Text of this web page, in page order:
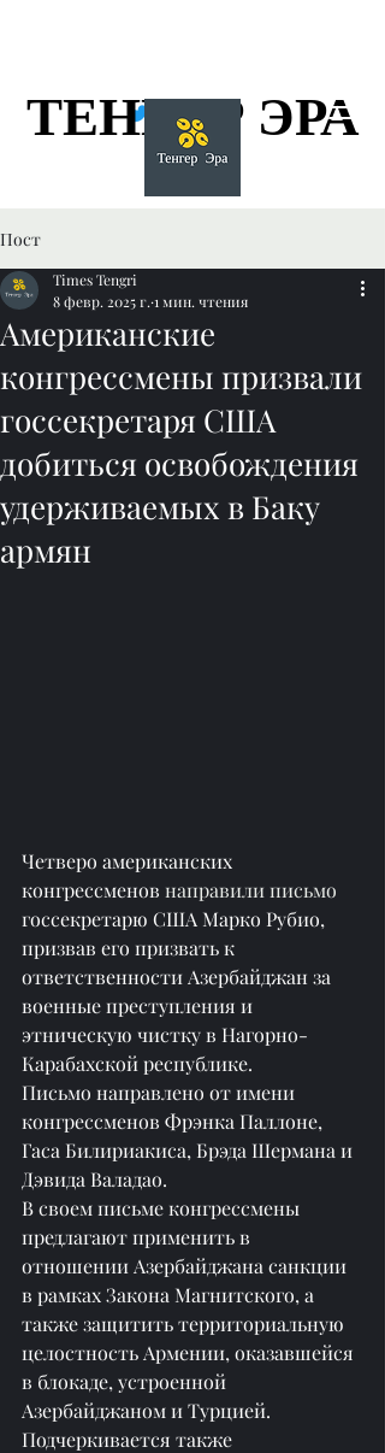
ТЕНГЕР ЭРА
ТЕНГЕР ЭРА
Пост
Американские
конгрессмены призвали
госсекретаря США
добиться освобождения
удерживаемых в Баку
армян
Times Tengri
8 февр. 2025 г. 1 мин. чтения
Четверо американских
конгрессменов направили письмо
госсекретарю США Марко Рубио,
призвав его призвать к
ответственности Азербайджан за
военные преступления и
этническую чистку в Нагорно-
Карабахской республике.
Письмо направлено от имени
конгрессменов Фрэнка Паллоне,
Гаса Билириакиса, Брэда Шермана и
Дэвида Валадао.
В своем письме конгрессмены
предлагают применить в
отношении Азербайджана санкции
в рамках Закона Магнитского, а
также защитить территориальную
целостность Армении, оказавшейся
в блокаде, устроенной
Азербайджаном и Турцией.
Подчеркивается также